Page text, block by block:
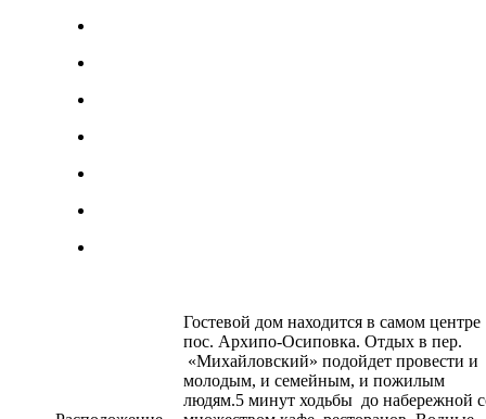
Гостевой дом находится в самом центре
пос. Архипо-Осиповка. Отдых в пер.
«Михайловский» подойдет провести и
молодым, и семейным, и пожилым
людям.5 минут ходьбы до набережной